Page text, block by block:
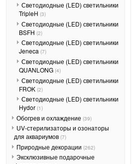
Светодиодные (LED) светильники
TripleH (3)
Светодиодные (LED) светильники
BSFH (2)
Светодиодные (LED) светильники
Jeneca (7)
Светодиодные (LED) светильники
QUANLONG (4)
Светодиодные (LED) светильники
FROK (2)
Светодиодные (LED) светильники
Hydor (1)
Обогрев и охлаждение (39)
UV-стерилизаторы и озонаторы
для аквариумов (7)
Природные декорации (262)
Эксклюзивные подарочные